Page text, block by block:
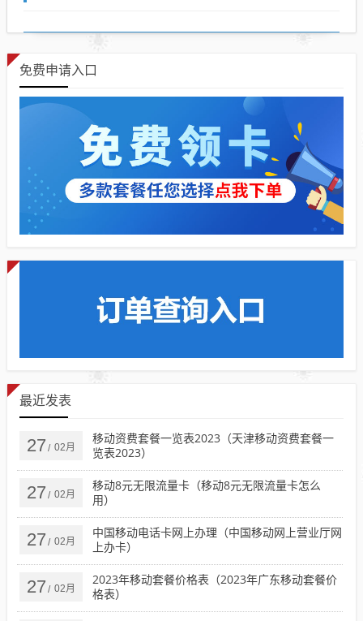
免费申请入口
最近发表
27 / 02月
移动资费套餐一览表2023（天津移动资费套餐一
览表2023）
27 / 02月
移动8元无限流量卡（移动8元无限流量卡怎么
用）
27 / 02月
中国移动电话卡网上办理（中国移动网上营业厅网
上办卡）
27 / 02月
2023年移动套餐价格表（2023年广东移动套餐价
格表）